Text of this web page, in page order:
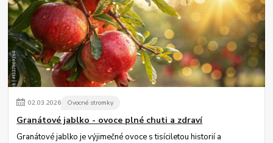
02.03.2026 Ovocné stromky
Granátové jablko - ovoce plné chuti a zdraví
Granátové jablko je výjimečné ovoce s tisíciletou historií a